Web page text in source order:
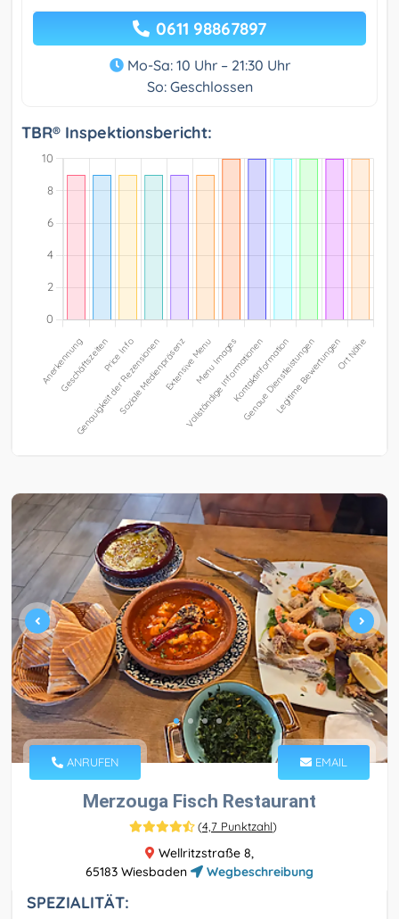
0611 98867897
Mo-Sa: 10 Uhr – 21:30 Uhr
So: Geschlossen
TBR® Inspektionsbericht:
ANRUFEN EMAIL
Merzouga Fisch Restaurant
(4,7 Punktzahl)
Wellritzstraße 8,
65183 Wiesbaden
Wegbeschreibung
SPEZIALITÄT: